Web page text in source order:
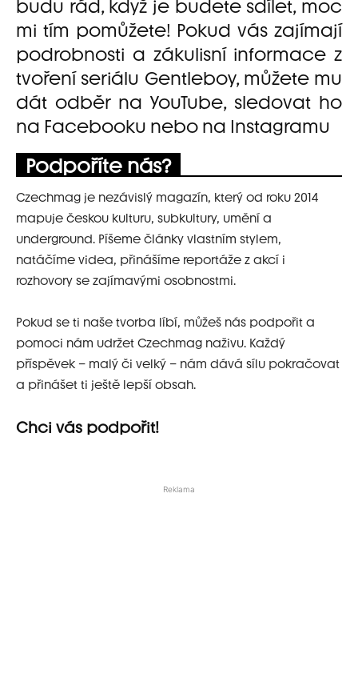
budu rád, když je budete sdílet, moc
mi tím pomůžete! Pokud vás zajímají
podrobnosti a zákulisní informace z
tvoření seriálu Gentleboy, můžete mu
dát odběr na YouTube, sledovat ho
na Facebooku nebo na Instagramu
Podpoříte nás?
Czechmag je nezávislý magazín, který od roku 2014
mapuje českou kulturu, subkultury, umění a
underground. Píšeme články vlastním stylem,
natáčíme videa, přinášíme reportáže z akcí i
rozhovory se zajímavými osobnostmi.
Pokud se ti naše tvorba líbí, můžeš nás podpořit a
pomoci nám udržet Czechmag naživu. Každý
příspěvek – malý či velký – nám dává sílu pokračovat
a přinášet ti ještě lepší obsah.
Chci vás podpořit!
Reklama